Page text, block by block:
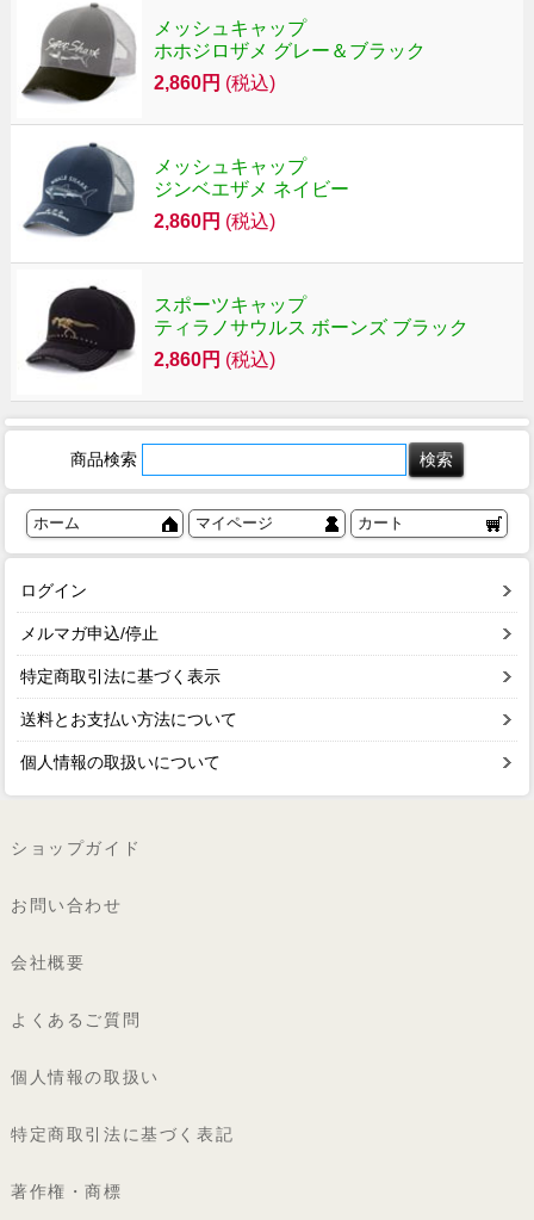
メッシュキャップ
ホホジロザメ グレー＆ブラック
2,860円 (税込)
メッシュキャップ
ジンベエザメ ネイビー
2,860円 (税込)
スポーツキャップ
ティラノサウルス ボーンズ ブラック
2,860円 (税込)
商品検索
ホーム マイページ カート
ログイン
メルマガ申込/停止
特定商取引法に基づく表示
送料とお支払い方法について
個人情報の取扱いについて
ショップガイド
お問い合わせ
会社概要
よくあるご質問
個人情報の取扱い
特定商取引法に基づく表記
著作権・商標